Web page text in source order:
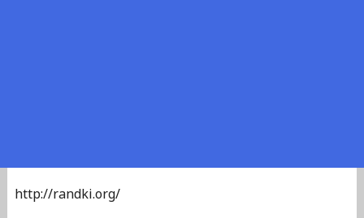
http://randki.org/